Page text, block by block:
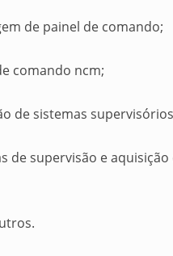
de painel de comando;
comando ncm;
de sistemas
de supervisão e aquisição